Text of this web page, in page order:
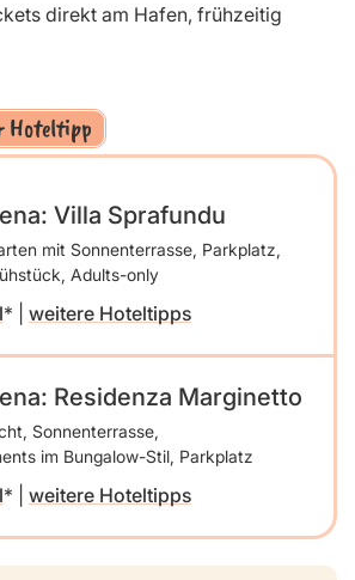
direkt am Hafen, frühzeitig
Hoteltipp
Villa Sprafundu
mit Sonnenterrasse, Parkplatz,
Adults-only
weitere Hoteltipps
Residenza Marginetto
Sonnenterrasse,
im Bungalow-Stil, Parkplatz
weitere Hoteltipps